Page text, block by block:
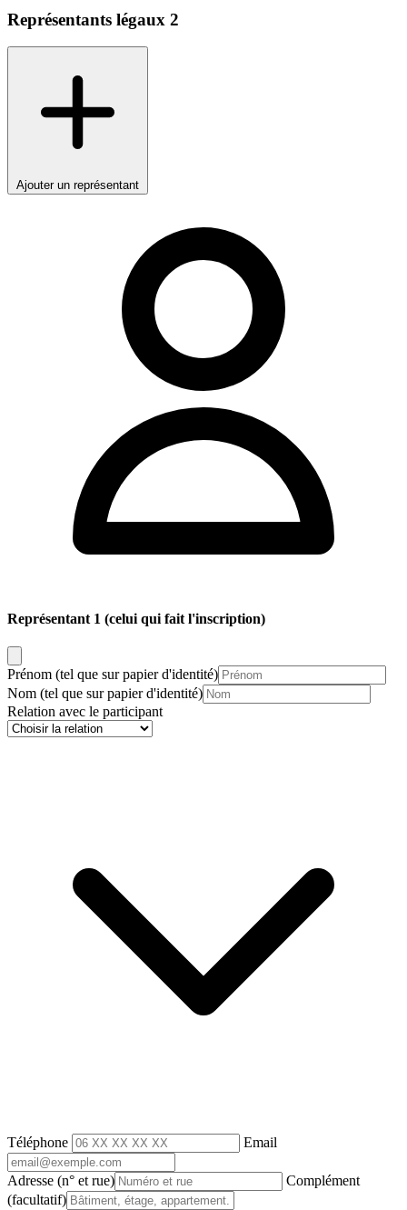
Représentants légaux 2
Ajouter un représentant
Représentant 1 (celui qui fait l'inscription)
Prénom (tel que sur papier d'identité)
Nom (tel que sur papier d'identité)
Relation avec le participant
Téléphone Email
Adresse (n° et rue)
Complément
(facultatif)